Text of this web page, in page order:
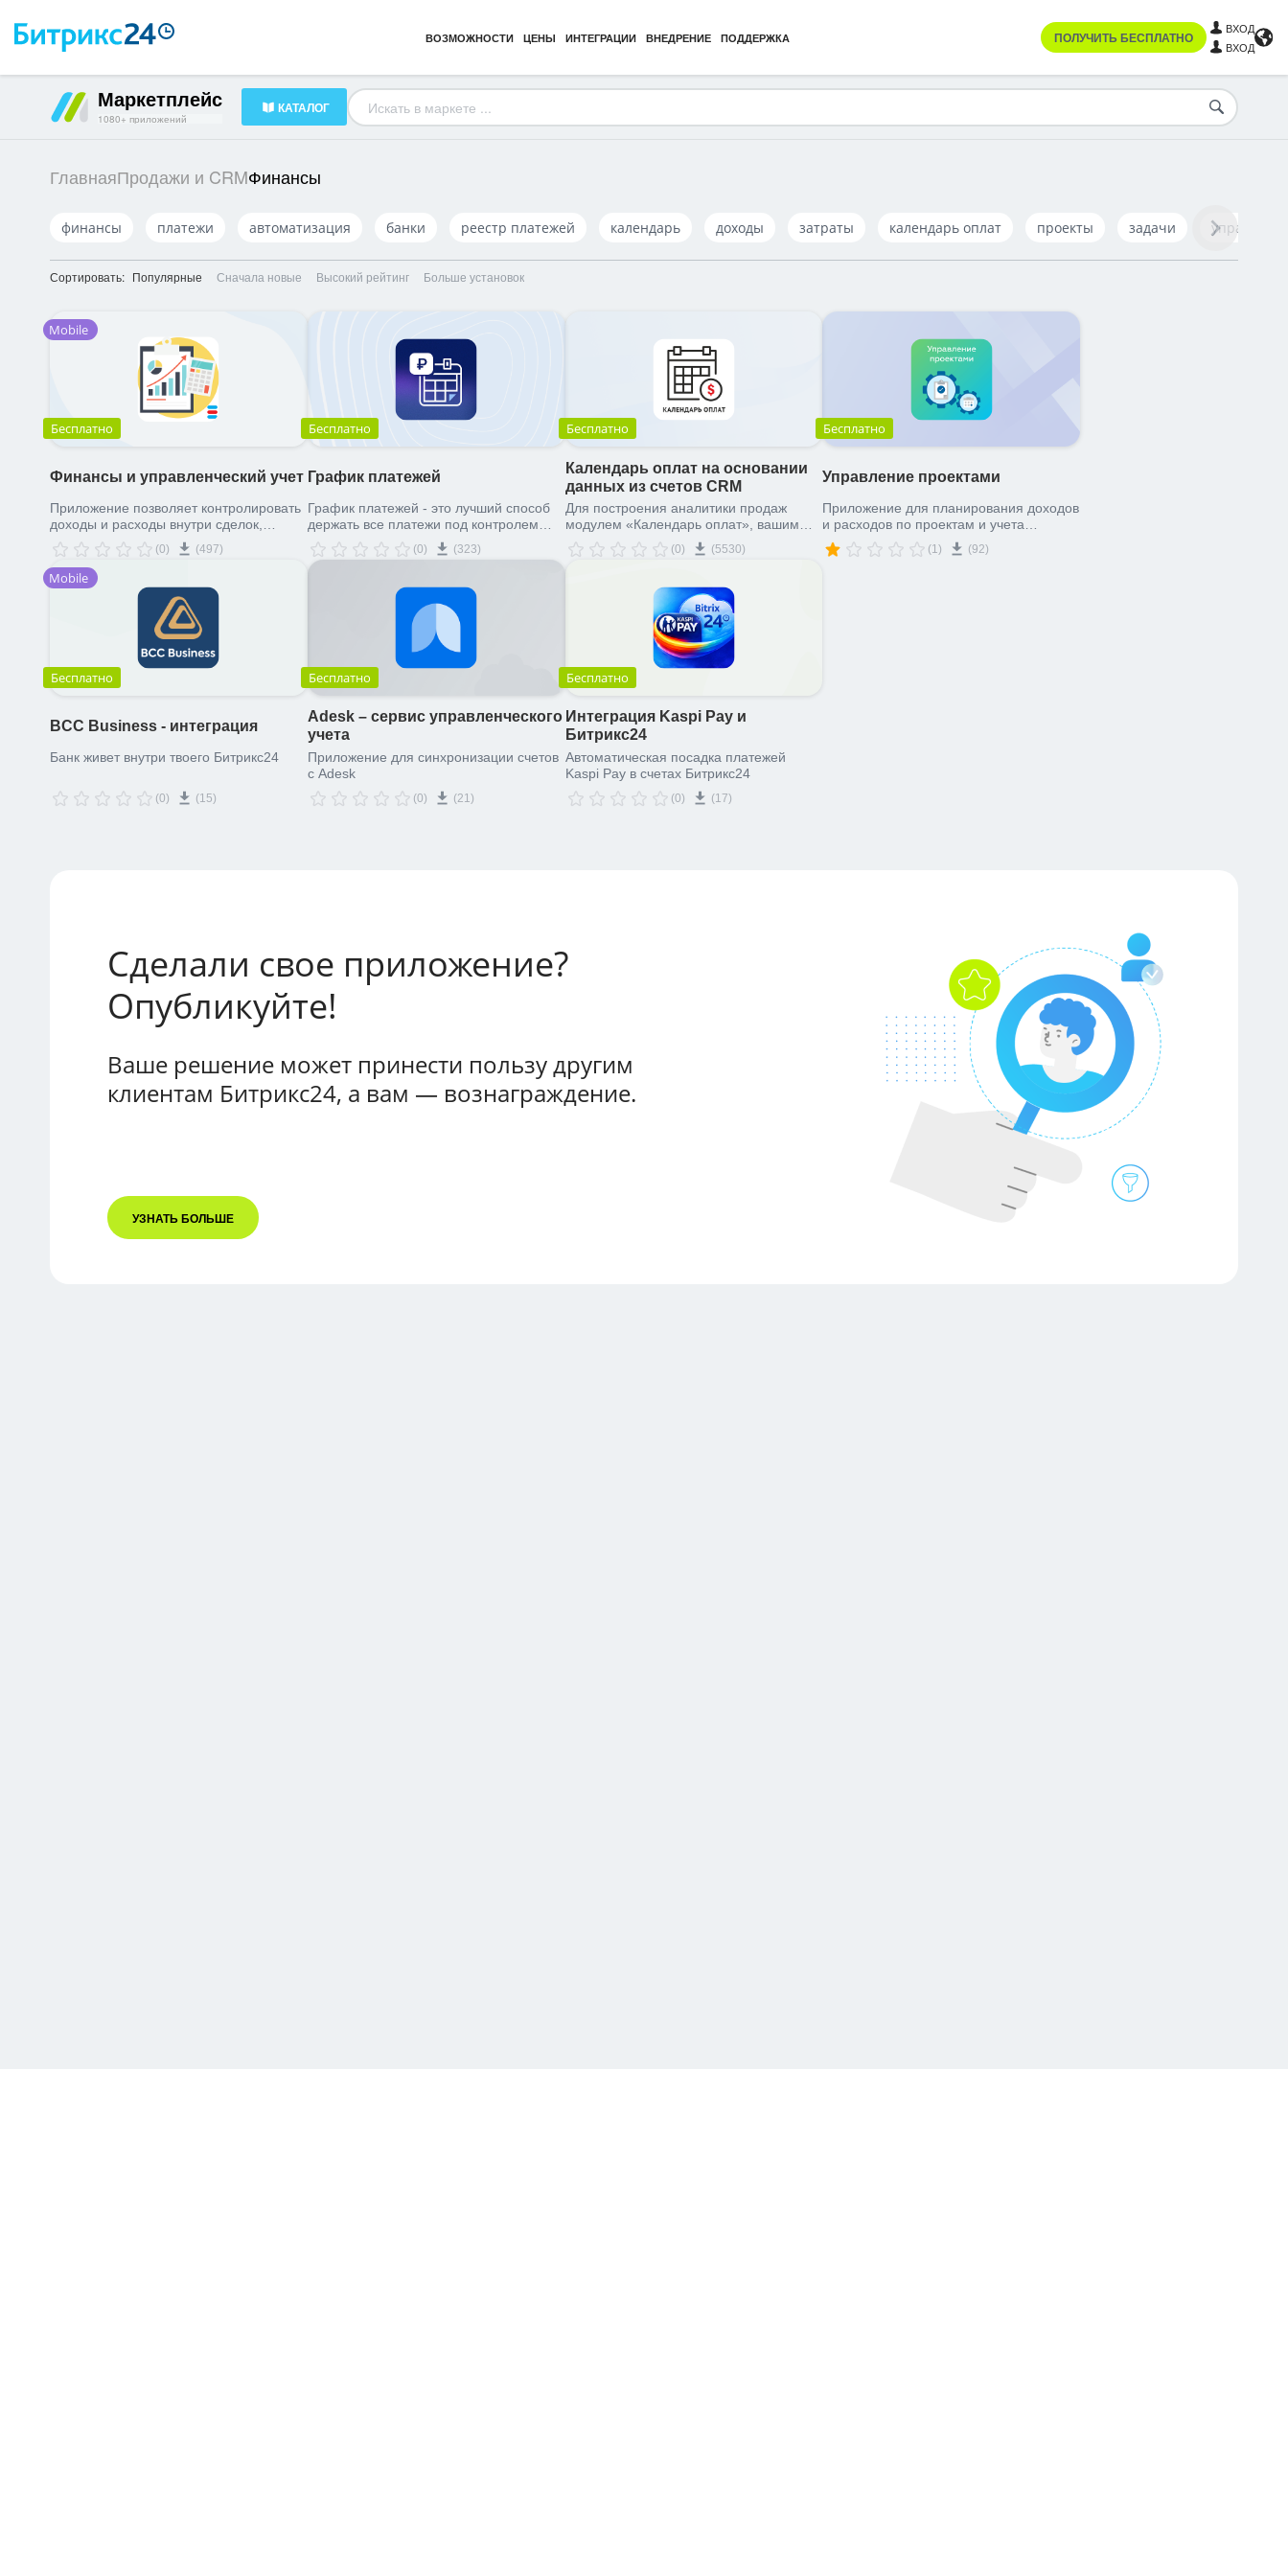
ВОЗМОЖНОСТИ ЦЕНЫ ИНТЕГРАЦИИ ВНЕДРЕНИЕ ПОДДЕРЖКА ПОЛУЧИТЬ БЕСПЛАТНО
ВХОД
ВХОД
Маркетплейс
1080+ приложений
КАТАЛОГ
HR-менеджмент
ГлавнаяПродажи и CRMФинансы
финансы платежи автоматизация банки реестр платежей календарь доходы затраты календарь оплат проекты задачи
Сортировать: Популярные Сначала новые Высокий рейтинг Больше установок
Mobile
Бесплатно
Финансы и управленческий учет
Приложение позволяет контролировать
доходы и расходы внутри сделок,
компании в целом и выводить
информацию для управленческих
отчетов.
(0) (497)
Бесплатно
График платежей
График платежей - это лучший способ
держать все платежи под контролем
для абсолютно любой компании
(0) (323)
Бесплатно
Календарь оплат на основании
данных из счетов CRM
Для построения аналитики продаж
модулем «Календарь оплат», вашим
менеджерам по продажам не придётся
заполнять никаких дополнительных
основании уже имеющихся в CRM
данных – счетах.
(0) (5530)
Бесплатно
Управление проектами
Приложение для планирования доходов
и расходов по проектам и учета
времени работы сотрудников над
задачами.
(1) (92)
Mobile
Бесплатно
BCC Business - интеграция
Банк живет внутри твоего Битрикс24
(0) (15)
Бесплатно
Adesk – сервис управленческого
учета
Приложение для синхронизации счетов
с Adesk
(0) (21)
Бесплатно
Интеграция Kaspi Pay и
Битрикс24
Автоматическая посадка платежей
Kaspi Pay в счетах Битрикс24
(0) (17)
Сделали свое приложение?
Опубликуйте!
Ваше решение может принести пользу другим
клиентам Битрикс24, а вам — вознаграждение.
УЗНАТЬ БОЛЬШЕ